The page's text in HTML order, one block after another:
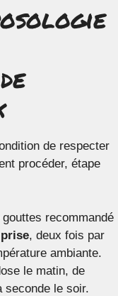
de respecter
procéder, étape
recommandé
, deux fois par
ambiante.
le matin, de
seconde le soir.